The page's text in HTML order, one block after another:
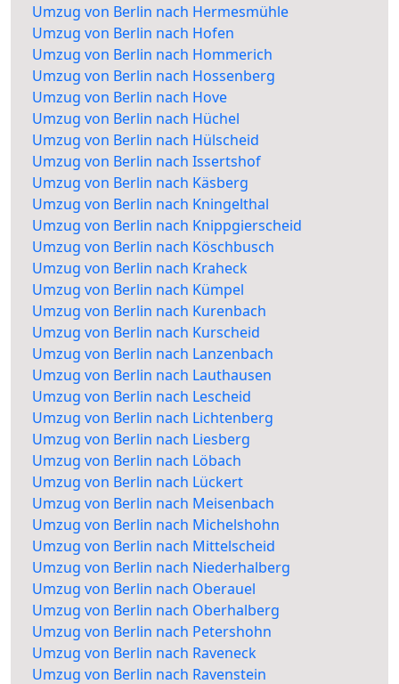
Umzug von Berlin nach Hermesmühle
Umzug von Berlin nach Hofen
Umzug von Berlin nach Hommerich
Umzug von Berlin nach Hossenberg
Umzug von Berlin nach Hove
Umzug von Berlin nach Hüchel
Umzug von Berlin nach Hülscheid
Umzug von Berlin nach Issertshof
Umzug von Berlin nach Käsberg
Umzug von Berlin nach Kningelthal
Umzug von Berlin nach Knippgierscheid
Umzug von Berlin nach Köschbusch
Umzug von Berlin nach Kraheck
Umzug von Berlin nach Kümpel
Umzug von Berlin nach Kurenbach
Umzug von Berlin nach Kurscheid
Umzug von Berlin nach Lanzenbach
Umzug von Berlin nach Lauthausen
Umzug von Berlin nach Lescheid
Umzug von Berlin nach Lichtenberg
Umzug von Berlin nach Liesberg
Umzug von Berlin nach Löbach
Umzug von Berlin nach Lückert
Umzug von Berlin nach Meisenbach
Umzug von Berlin nach Michelshohn
Umzug von Berlin nach Mittelscheid
Umzug von Berlin nach Niederhalberg
Umzug von Berlin nach Oberauel
Umzug von Berlin nach Oberhalberg
Umzug von Berlin nach Petershohn
Umzug von Berlin nach Raveneck
Umzug von Berlin nach Ravenstein